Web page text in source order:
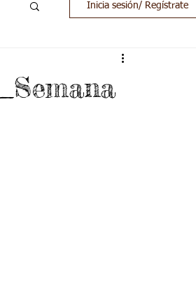
Inicia sesión/ Regístrate